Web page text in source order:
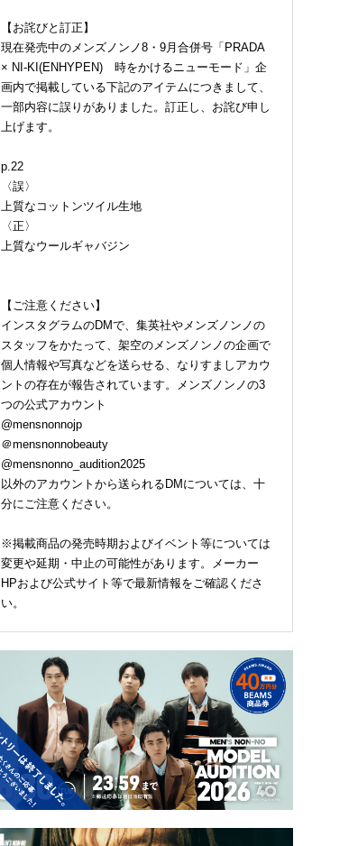
【お詫びと訂正】
現在発売中のメンズノンノ8・9月合併号「PRADA
× NI-KI(ENHYPEN) 時をかけるニューモード」企
画内で掲載している下記のアイテムにつきまして、
一部内容に誤りがありました。訂正し、お詫び申し
上げます。
p.22
〈誤〉
上質なコットンツイル生地
〈正〉
上質なウールギャバジン
【ご注意ください】
インスタグラムのDMで、集英社やメンズノンノの
スタッフをかたって、架空のメンズノンノの企画で
個人情報や写真などを送らせる、なりすましアカウ
ントの存在が報告されています。メンズノンノの3
つの公式アカウント
@mensnonnojp
＠mensnonnobeauty
@mensnonno_audition2025
以外のアカウントから送られるDMについては、十
分にご注意ください。
※掲載商品の発売時期およびイベント等については
変更や延期・中止の可能性があります。メーカー
HPおよび公式サイト等で最新情報をご確認くださ
い。